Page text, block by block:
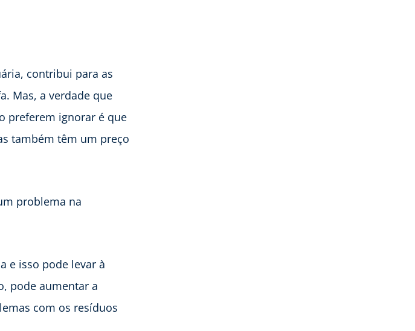
contribui para as
Mas, a verdade que
preferem ignorar é que
também têm um preço
problema na
e isso pode levar à
pode aumentar a
com os resíduos